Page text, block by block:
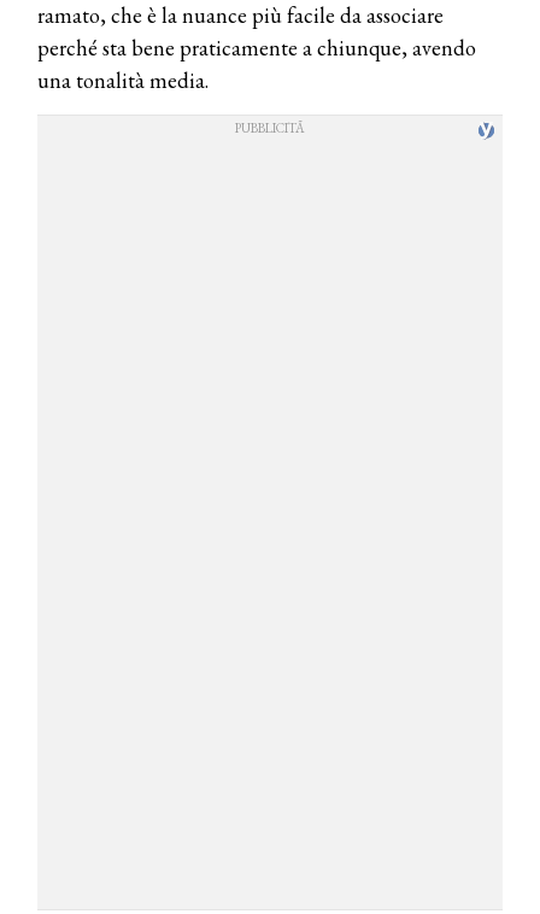
ramato, che è la nuance più facile da associare
perché sta bene praticamente a chiunque, avendo
una tonalità media.